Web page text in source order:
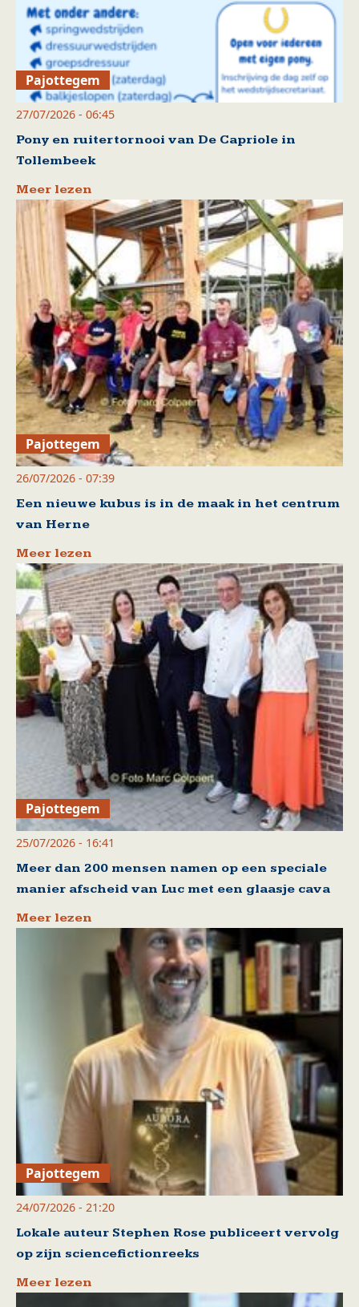
Pajottegem
27/07/2026 - 06:45
Pony en ruitertornooi van De Capriole in
Tollembeek
Meer lezen
Pajottegem
26/07/2026 - 07:39
Een nieuwe kubus is in de maak in het centrum
van Herne
Meer lezen
Pajottegem
25/07/2026 - 16:41
Meer dan 200 mensen namen op een speciale
manier afscheid van Luc met een glaasje cava
Meer lezen
Pajottegem
24/07/2026 - 21:20
Lokale auteur Stephen Rose publiceert vervolg
op zijn sciencefictionreeks
Meer lezen